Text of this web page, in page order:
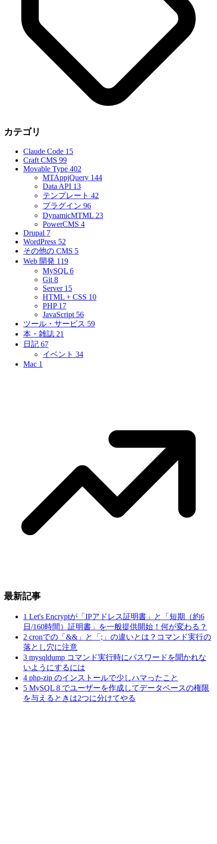
カテゴリ
Claude Code 15
Craft CMS 99
Movable Type 402
MTAppjQuery 144
Data API 13
テンプレート 42
プラグイン 96
DynamicMTML 23
PowerCMS 4
Drupal 7
WordPress 52
その他の CMS 5
Web 開発 119
MySQL 6
Git 8
Server 15
HTML + CSS 10
PHP 17
JavaScript 56
ツール・サービス 59
本・雑誌 21
日記 67
イベント 34
Mac 1
最新記事
1 Let's Encryptが「IPアドレス証明書」と「短期（約6
日/160時間）証明書」を一般提供開始！何が変わる？
2 cronでの「&&」と「;」の違いとは？コマンド実行の
落とし穴に注意
3 mysqldump コマンド実行時にパスワードを聞かれな
いようにするには
4 php-zip のインストールで少しハマったこと
5 MySQL 8 でユーザーを作成してデータベースの権限
を与えるときは2つに分けてやる